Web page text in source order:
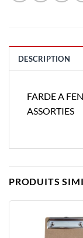
DESCRIPTION
FARDE A
ASSORTIES
PRODUITS